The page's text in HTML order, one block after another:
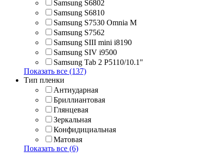
Samsung S6802
Samsung S6810
Samsung S7530 Omnia M
Samsung S7562
Samsung SIII mini i8190
Samsung SIV i9500
Samsung Tab 2 P5110/10.1"
Показать все (137)
Тип пленки
Антиударная
Бриллиантовая
Глянцевая
Зеркальная
Конфидициальная
Матовая
Показать все (6)